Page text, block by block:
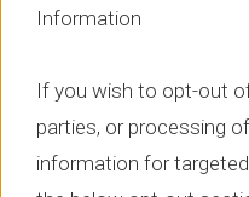
Information
If you wish to opt-out
parties, or processing
information for